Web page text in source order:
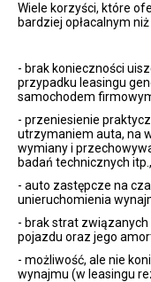
Wiele korzyści, które
bardziej opłacalnym
- brak konieczności
przypadku leasingu
samochodem
- przeniesienie
utrzymaniem auta, na
wymiany i
badań technicznych itp.,
- auto zastępcze na
unieruchomienia
- brak strat
pojazdu oraz jego
- możliwość, ale nie
wynajmu (w leasingu